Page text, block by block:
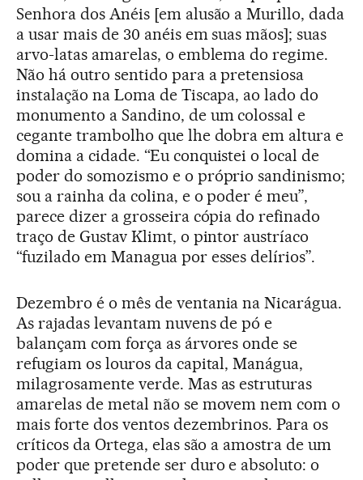
Senhora dos Anéis [em alusão a Murillo, dada
a usar mais de 30 anéis em suas mãos]; suas
arvo-latas amarelas, o emblema do regime.
Não há outro sentido para a pretensiosa
instalação na Loma de Tiscapa, ao lado do
monumento a Sandino, de um colossal e
cegante trambolho que lhe dobra em altura e
domina a cidade. “Eu conquistei o local de
poder do somozismo e o próprio sandinismo;
sou a rainha da colina, e o poder é meu”,
parece dizer a grosseira cópia do refinado
traço de Gustav Klimt, o pintor austríaco
“fuzilado em Managua por esses delírios”.
Dezembro é o mês de ventania na Nicarágua.
As rajadas levantam nuvens de pó e
balançam com força as árvores onde se
refugiam os louros da capital, Manágua,
milagrosamente verde. Mas as estruturas
amarelas de metal não se movem nem com o
mais forte dos ventos dezembrinos. Para os
críticos da Ortega, elas são a amostra de um
poder que pretende ser duro e absoluto: o